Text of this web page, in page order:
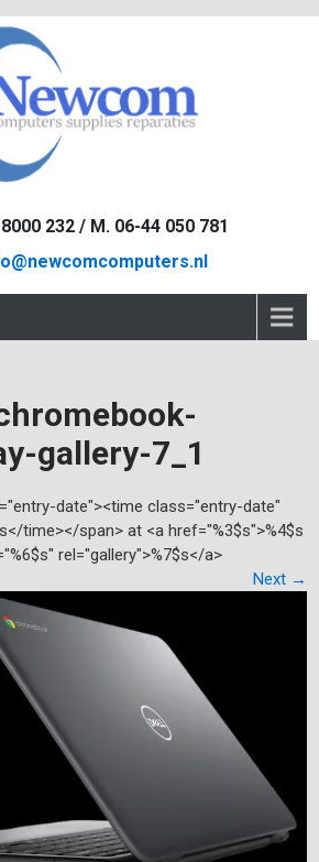
232 / M. 06-44 050 781
gallery-7_1
date"><time class="entry-date"
time></span> at <a href="%3$s">%4$s
rel="gallery">%7$s</a>
Next →